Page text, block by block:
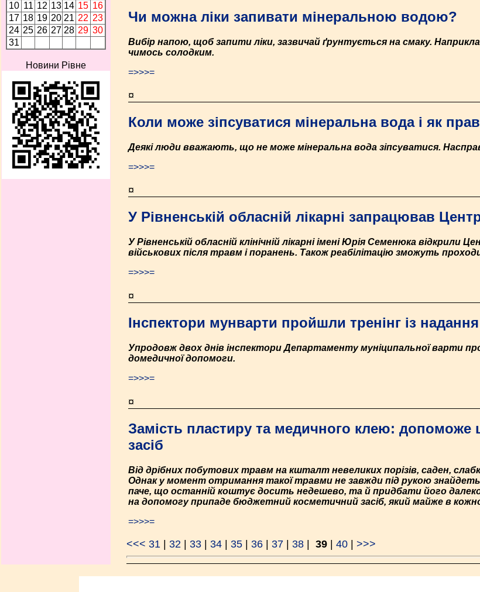
10 11 12 13 14 15 16
17 18 19 20 21 22 23
24 25 26 27 28 29 30
31
Новини Рівне
Чи можна ліки запивати мінеральною водою?
Вибір напою, щоб запити ліки, зазвичай ґрунтується на смаку.
чимось солодким.
=>>>=
¤
Коли може зіпсуватися мінеральна вода і як
Деякі люди вважають, що не може мінеральна вода зіпсуватися.
=>>>=
¤
У Рівненській обласній лікарні запрацював Центр
У Рівненській обласній клінічній лікарні імені Юрія Семенюка відкрили
військових після травм і поранень. Також реабілітацію зможуть
=>>>=
¤
Інспектори мунварти пройшли тренінг із
Упродовж двох днів інспектори Департаменту муніципальної варти
домедичної допомоги.
=>>>=
¤
Замість пластиру та медичного клею:
засіб
Від дрібних побутових травм на кшталт невеликих порізів, саден,
Однак у момент отримання такої травми не завжди під рукою
паче, що останній коштує досить недешево, та й придбати його
на допомогу припаде бюджетний косметичний засіб, який майже в
=>>>=
<<< 31 32 33 34 35 36 37 38 39 40 >>>